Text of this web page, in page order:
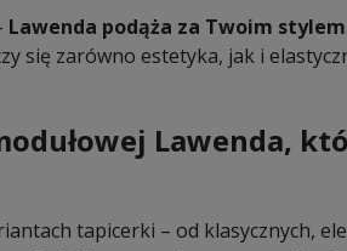
Lawenda podąża za Twoim
się zarówno estetyka, jak i
Lawenda,
tapicerki – od klasycznych,